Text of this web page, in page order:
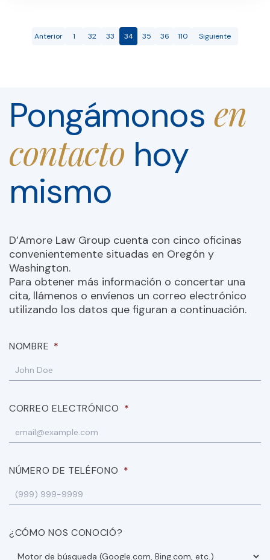
Anterior 1 32 33 34 35 36 110 Siguiente
Pongámonos en
contacto hoy
mismo
D’Amore Law Group cuenta con cinco oficinas
convenientemente situadas en Oregón y
Washington.
Para obtener más información o concertar una
cita, llámenos o envíenos un correo electrónico
utilizando los datos que figuran a continuación.
NOMBRE *
CORREO ELECTRÓNICO *
NÚMERO DE TELÉFONO *
¿CÓMO NOS CONOCIÓ?